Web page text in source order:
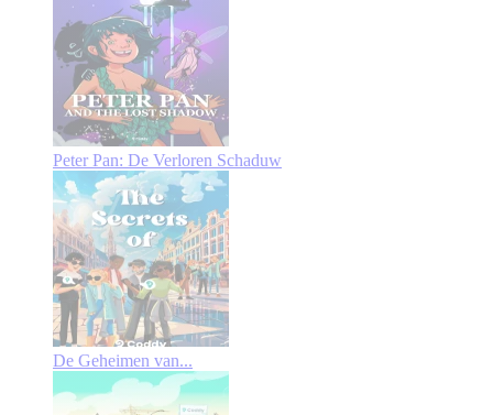
Peter Pan: De Verloren Schaduw
De Geheimen van...